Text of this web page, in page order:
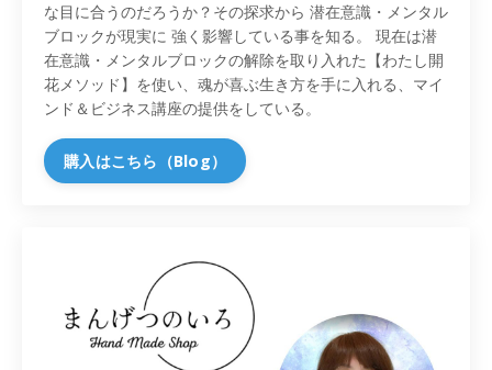
な目に合うのだろうか？その探求から 潜在意識・メンタル
ブロックが現実に 強く影響している事を知る。 現在は潜
在意識・メンタルブロックの解除を取り入れた【わたし開
花メソッド】を使い、魂が喜ぶ生き方を手に入れる、マイ
ンド＆ビジネス講座の提供をしている。
購入はこちら（Blog）